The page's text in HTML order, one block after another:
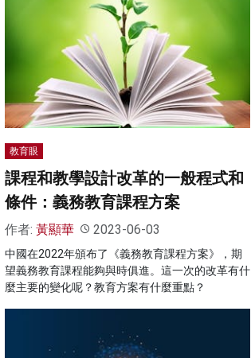
教育眼
課程和教學設計改革的一般程式和
條件：義務教育課程方案
作者: 黃顯華 2023-06-03
中國在2022年頒布了《義務教育課程方案》，期
望義務教育課程能夠與時俱進。這一次的改革有什
麼主要的變化呢？教育方案有什麼重點？